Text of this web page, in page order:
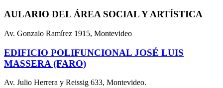
AULARIO DEL ÁREA SOCIAL Y ARTÍSTICA
Av. Gonzalo Ramírez 1915, Montevideo
EDIFICIO POLIFUNCIONAL JOSÉ LUIS
MASSERA (FARO)
Av. Julio Herrera y Reissig 633, Montevideo.